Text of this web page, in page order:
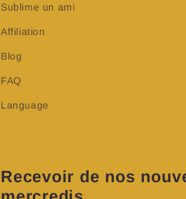
Sublime un ami
Affiliation
Blog
FAQ
Language
Recevoir de nos